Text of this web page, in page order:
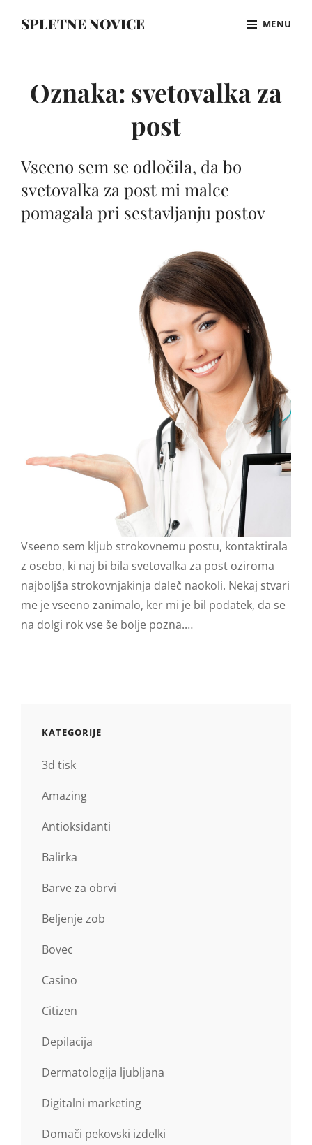
SPLETNE NOVICE MENU
Oznaka: svetovalka za
post
Vseeno sem se odločila, da bo
svetovalka za post mi malce
pomagala pri sestavljanju postov
Vseeno sem kljub strokovnemu postu, kontaktirala
z osebo, ki naj bi bila svetovalka za post oziroma
najboljša strokovnjakinja daleč naokoli. Nekaj stvari
me je vseeno zanimalo, ker mi je bil podatek, da se
na dolgi rok vse še bolje pozna.…
KATEGORIJE
3d tisk
Amazing
Antioksidanti
Balirka
Barve za obrvi
Beljenje zob
Bovec
Casino
Citizen
Depilacija
Dermatologija ljubljana
Digitalni marketing
Domači pekovski izdelki